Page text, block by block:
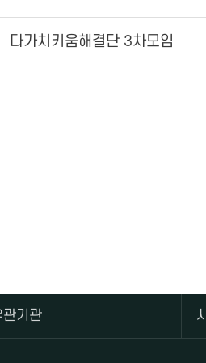
다가치키움해결단 3차모임
기관